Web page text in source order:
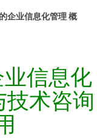
企业信息化管理 概
信息化
术咨询